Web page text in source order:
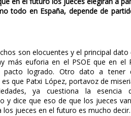
todo en España, depende de
son elocuentes y el principal dato
más euforia en el PSOE que en el
logrado. Otro dato a tener
que Patxi López, portavoz de
ya cuestiona la esencia
y dice que eso de que los jueces
los jueces en el futuro es mucho decir.